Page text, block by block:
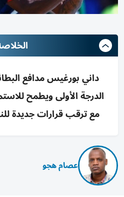
داني بورغيس مدافع
الدرجة الأولى ويطمح
مع ترقب قرارات جديدة
عصام هجو